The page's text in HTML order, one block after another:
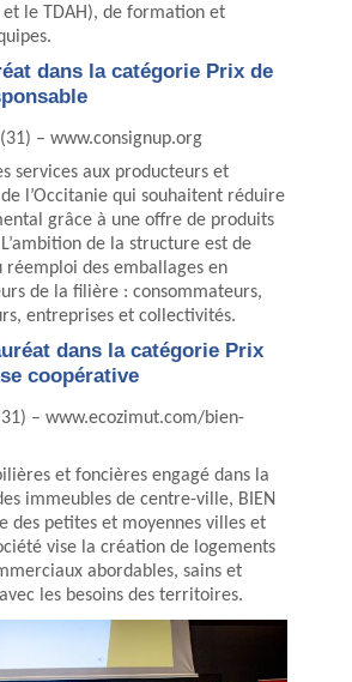
le TDAH), de formation et
dans la catégorie Prix de
– www.consignup.org
services aux producteurs et
l’Occitanie qui souhaitent réduire
grâce à une offre de produits
de la structure est de
des emballages en
de la filière : consommateurs,
entreprises et collectivités.
dans la catégorie Prix
coopérative
– www.ecozimut.com/bien-
et foncières engagé dans la
immeubles de centre-ville, BIEN
des petites et moyennes villes et
vise la création de logements
abordables, sains et
les besoins des territoires.